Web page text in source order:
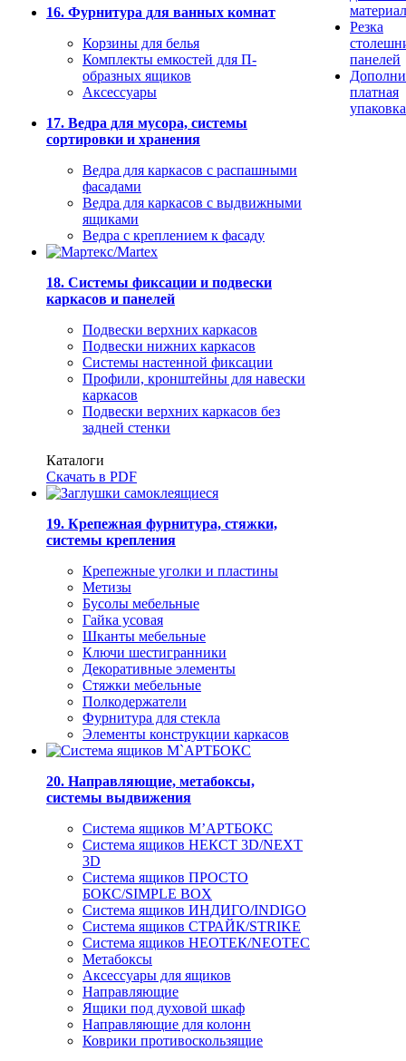
16. Фурнитура для ванных комнат
Корзины для белья
Комплекты емкостей для П-
образных ящиков
Аксессуары
17. Ведра для мусора, системы
сортировки и хранения
Ведра для каркасов с распашными
фасадами
Ведра для каркасов с выдвижными
ящиками
Ведра с креплением к фасаду
18. Системы фиксации и подвески
каркасов и панелей
Подвески верхних каркасов
Подвески нижних каркасов
Системы настенной фиксации
Профили, кронштейны для навески
каркасов
Подвески верхних каркасов без
задней стенки
Каталоги
Скачать в PDF
19. Крепежная фурнитура, стяжки,
системы крепления
Крепежные уголки и пластины
Метизы
Бусолы мебельные
Гайка усовая
Шканты мебельные
Ключи шестигранники
Декоративные элементы
Стяжки мебельные
Полкодержатели
Фурнитура для стекла
Элементы конструкции каркасов
20. Направляющие, метабоксы,
системы выдвижения
Система ящиков М’АРТБОКС
Система ящиков НЕКСТ 3D/NEXT
3D
Система ящиков ПРОСТО
БОКС/SIMPLE BOX
Система ящиков ИНДИГО/INDIGO
Система ящиков СТРАЙК/STRIKE
Система ящиков НЕОТЕК/NEOTEC
Метабоксы
Аксессуары для ящиков
Направляющие
Ящики под духовой шкаф
Направляющие для колонн
Коврики противоскользящие
Резка
панелей
платная
упаковка